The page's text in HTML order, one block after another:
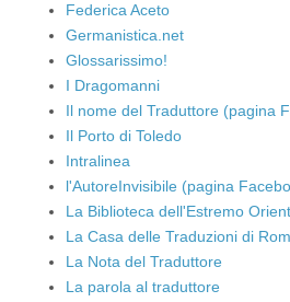
Federica Aceto
Germanistica.net
Glossarissimo!
I Dragomanni
Il nome del Traduttore (pagina
Il Porto di Toledo
Intralinea
l'AutoreInvisibile (pagina
La Biblioteca dell'Estremo
La Casa delle Traduzioni di
La Nota del Traduttore
La parola al traduttore